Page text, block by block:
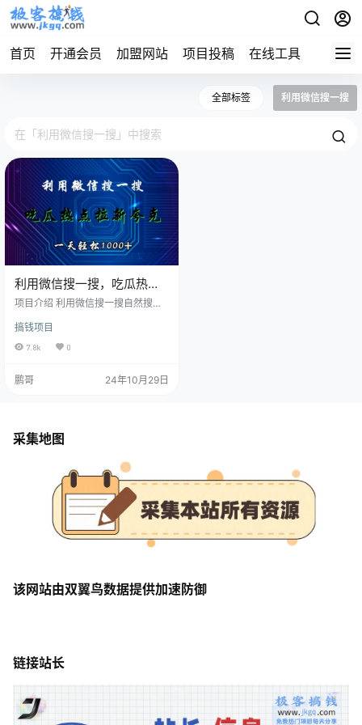
首页 开通会员 加盟网站 项目投稿 在线工具 地址发
全部标签 利用微信搜一搜
利用微信搜一搜，吃瓜热点
拉新夸克，一天轻松1000+
项目介绍 利用微信搜一搜自然搜索
瓜热点引流搞夸克网盘拉新，文章
发布时间短，但阅读量不低。这个1
搜一搜，吃瓜热点拉新夸克，一天
搞钱项目
7.8k 0
鹏哥 24年10月29日
采集地图
该网站由双翼鸟数据提供加速防御
链接站长